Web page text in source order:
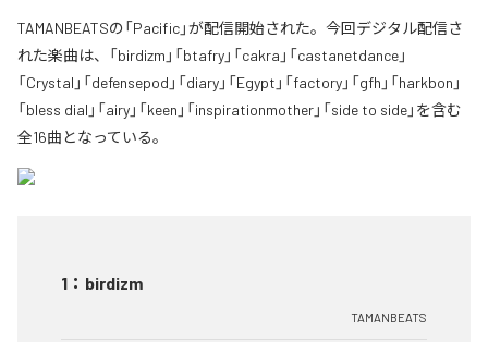
TAMANBEATSの「Pacific」が配信開始された。今回デジタル配信さ
れた楽曲は、「birdizm」「btafry」「cakra」「castanetdance」
「Crystal」「defensepod」「diary」「Egypt」「factory」「gfh」「harkbon」
「bless dial」「airy」「keen」「inspirationmother」「side to side」を含む
全16曲となっている。
1 ： birdizm
TAMANBEATS